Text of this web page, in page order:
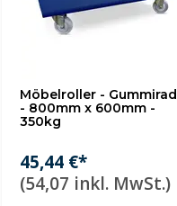
Möbelroller - Gummirad
- 800mm x 600mm -
350kg
45,44 €*
(54,07 inkl. MwSt.)